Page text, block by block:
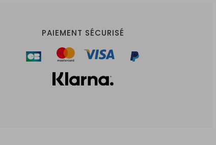
PAIEMENT SÉCURISÉ